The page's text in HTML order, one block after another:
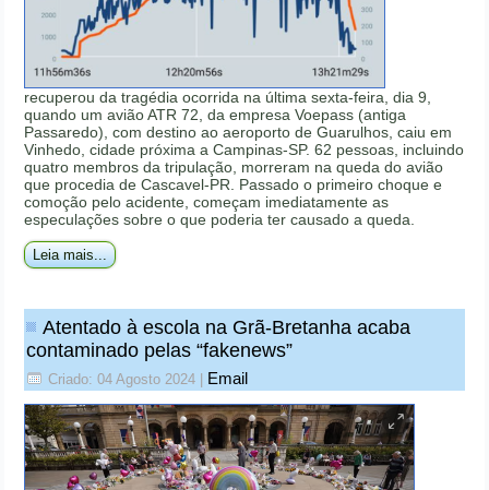
recuperou da tragédia ocorrida na última sexta-feira, dia 9,
quando um avião ATR 72, da empresa Voepass (antiga
Passaredo), com destino ao aeroporto de Guarulhos, caiu em
Vinhedo, cidade próxima a Campinas-SP. 62 pessoas, incluindo
quatro membros da tripulação, morreram na queda do avião
que procedia de Cascavel-PR. Passado o primeiro choque e
comoção pelo acidente, começam imediatamente as
especulações sobre o que poderia ter causado a queda.
Leia mais...
Atentado à escola na Grã-Bretanha acaba
contaminado pelas “fakenews”
Criado: 04 Agosto 2024 Email